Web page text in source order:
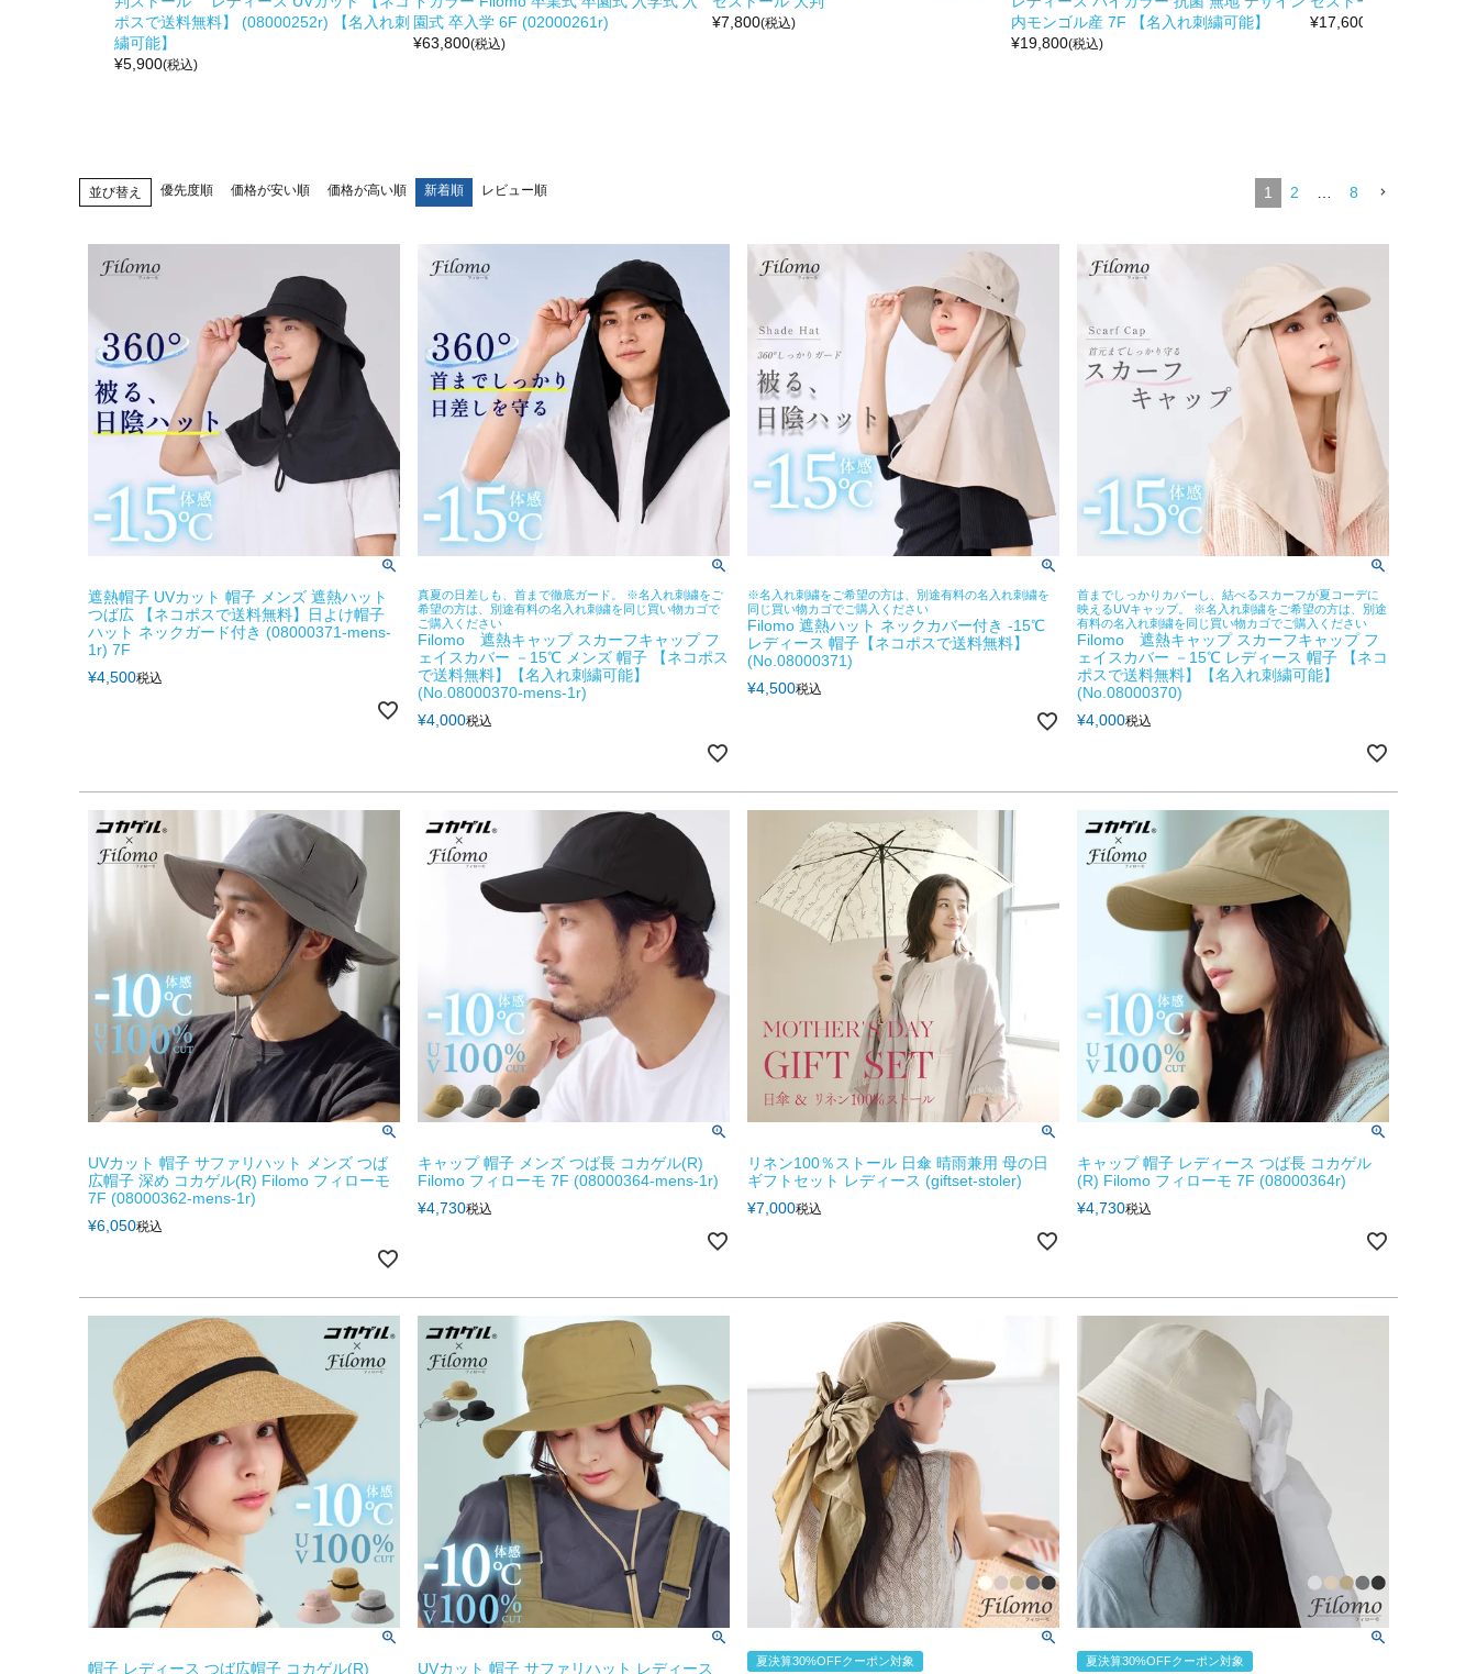
ポスで送料無料】 (08000252r) 【名入れ刺
繍可能】
¥5,900(税込)
園式 卒入学 6F (02000261r)
¥63,800(税込)
¥7,800(税込)
内モンゴル産 7F 【名入れ刺繍可能】
¥19,800(税込)
¥17,600
並び替え 優先度順 価格が安い順 価格が高い順 新着順 レビュー順 1 2 8
遮熱帽子 UVカット 帽子 メンズ 遮熱ハット
つば広 【ネコポスで送料無料】日よけ帽子
ハット ネックガード付き (08000371-mens-
1r) 7F
¥4,500税込
真夏の日差しも、首まで徹底ガード。 ※名入れ刺繍をご
希望の方は、別途有料の名入れ刺繍を同じ買い物カゴで
ご購入ください
Filomo 遮熱キャップ スカーフキャップ フ
ェイスカバー －15℃ メンズ 帽子 【ネコポス
で送料無料】【名入れ刺繍可能】
(No.08000370-mens-1r)
¥4,000税込
※名入れ刺繍をご希望の方は、別途有料の名入れ刺繍を
同じ買い物カゴでご購入ください
Filomo 遮熱ハット ネックカバー付き -15℃
レディース 帽子【ネコポスで送料無料】
(No.08000371)
¥4,500税込
首までしっかりカバーし、結べるスカーフが夏コーデに
映えるUVキャップ。 ※名入れ刺繍をご希望の方は、別途
有料の名入れ刺繍を同じ買い物カゴでご購入ください
Filomo 遮熱キャップ スカーフキャップ フ
ェイスカバー －15℃ レディース 帽子 【ネコ
ポスで送料無料】【名入れ刺繍可能】
(No.08000370)
¥4,000税込
UVカット 帽子 サファリハット メンズ つば
広帽子 深め コカゲル(R) Filomo フィローモ
7F (08000362-mens-1r)
¥6,050税込
キャップ 帽子 メンズ つば長 コカゲル(R)
Filomo フィローモ 7F (08000364-mens-1r)
¥4,730税込
リネン100％ストール 日傘 晴雨兼用 母の日
ギフトセット レディース (giftset-stoler)
¥7,000税込
キャップ 帽子 レディース つば長 コカゲル
(R) Filomo フィローモ 7F (08000364r)
¥4,730税込
帽子 レディース つば広帽子 コカゲル(R) UVカット 帽子 サファリハット レディース 夏決算30%OFFクーポン対象 夏決算30%OFFクーポン対象